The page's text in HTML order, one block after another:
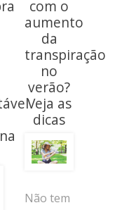
com o
aumento
da
transpiração
no
verão?
Veja as
dicas
Não tem